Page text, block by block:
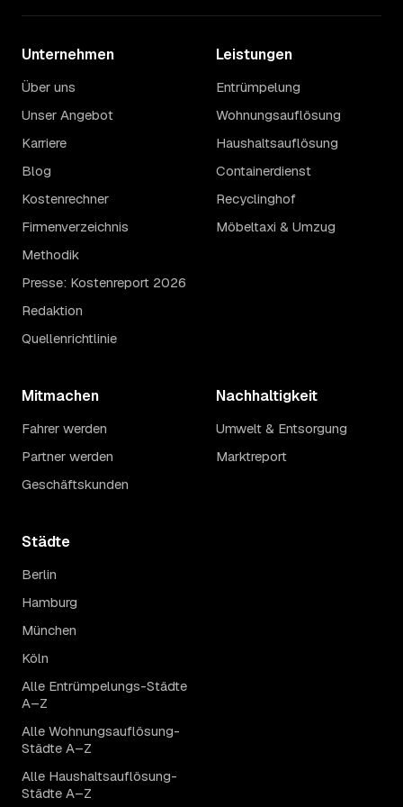
Unternehmen
Über uns
Unser Angebot
Karriere
Blog
Kostenrechner
Firmenverzeichnis
Methodik
Presse: Kostenreport 2026
Redaktion
Quellenrichtlinie
Leistungen
Entrümpelung
Wohnungsauflösung
Haushaltsauflösung
Containerdienst
Recyclinghof
Möbeltaxi & Umzug
Mitmachen
Fahrer werden
Partner werden
Geschäftskunden
Nachhaltigkeit
Umwelt & Entsorgung
Marktreport
Städte
Berlin
Hamburg
München
Köln
Alle Entrümpelungs-Städte
A–Z
Alle Wohnungsauflösung-
Städte A–Z
Alle Haushaltsauflösung-
Städte A–Z